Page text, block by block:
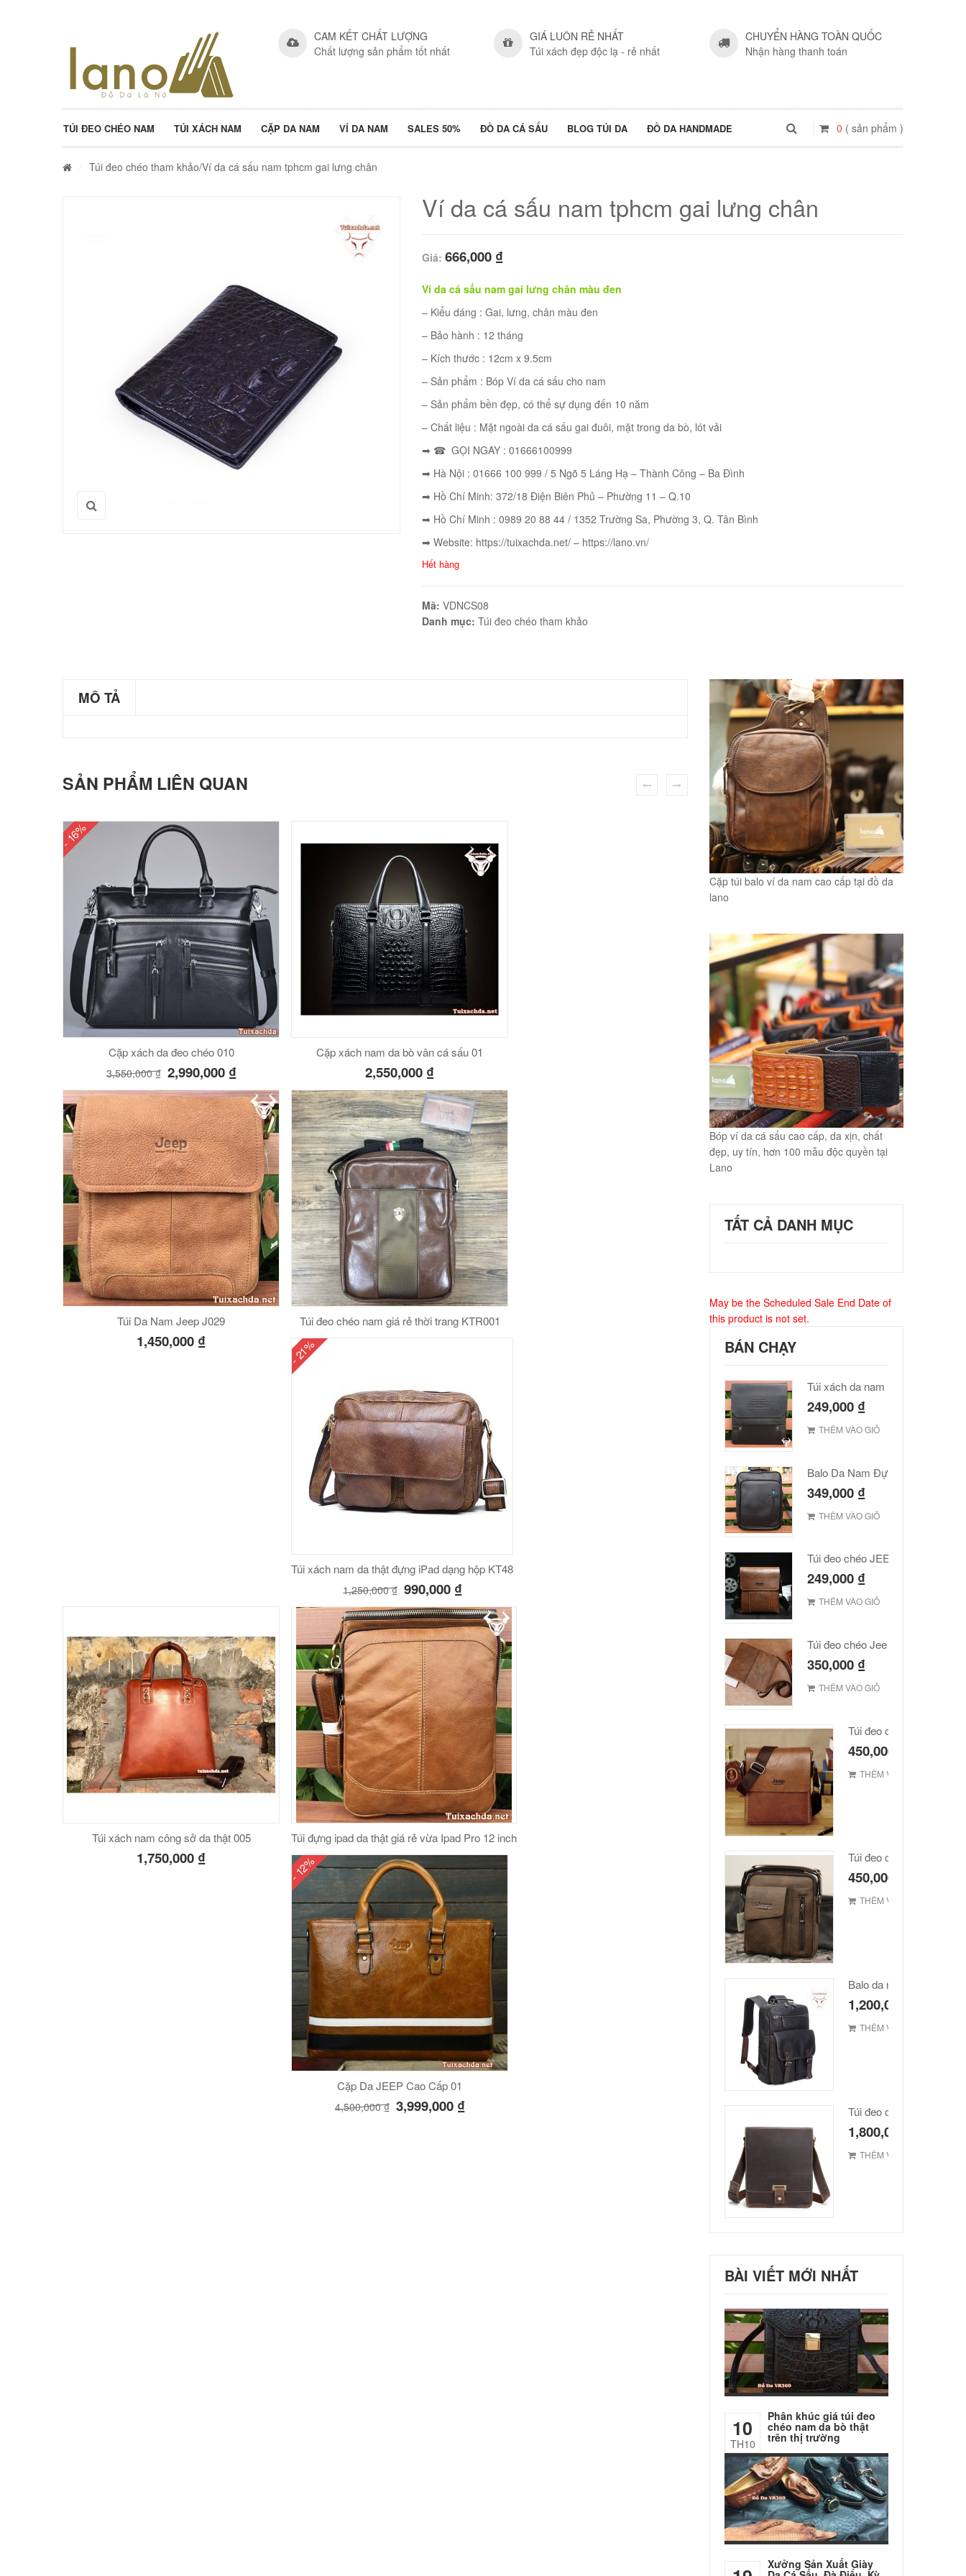
CAM KẾT CHẤT LƯỢNG
Chất lượng sản phẩm tốt nhất
GIÁ LUÔN RẺ NHẤT
Túi xách đẹp độc lạ - rẻ nhất
CHUYỂN HÀNG TOÀN QUỐC
Nhận hàng thanh toán
TÚI ĐEO CHÉO NAM TÚI XÁCH NAM CẶP DA NAM VÍ DA NAM SALES 50% ĐỒ DA CÁ SẤU BLOG TÚI DA ĐỒ DA HANDMADE 0 ( sản phẩm )
Túi đeo chéo tham khảo/Ví da cá sấu nam tphcm gai lưng chân
Ví da cá sấu nam tphcm gai lưng chân
Giá: 666,000 ₫
Ví da cá sấu nam gai lưng chân màu đen
– Kiểu dáng : Gai, lưng, chân màu đen
– Bảo hành : 12 tháng
– Kích thước : 12cm x 9.5cm
– Sản phẩm : Bóp Ví da cá sấu cho nam
– Sản phẩm bền đẹp, có thể sự dụng đến 10 năm
– Chất liệu : Mặt ngoài da cá sấu gai đuôi, mặt trong da bò, lót vải
➡ ☎ GỌI NGAY : 01666100999
➡ Hà Nội : 01666 100 999 / 5 Ngõ 5 Láng Hạ – Thành Công – Ba Đình
➡ Hồ Chí Minh: 372/18 Điện Biên Phủ – Phường 11 – Q.10
➡ Hồ Chí Minh : 0989 20 88 44 / 1352 Trường Sa, Phường 3, Q. Tân Bình
➡ Website: https://tuixachda.net/ – https://lano.vn/
Hết hàng
Mã: VDNCS08
Danh mục: Túi đeo chéo tham khảo
MÔ TẢ
SẢN PHẨM LIÊN QUAN
- 16%
Cặp xách da đeo chéo 010
3,550,000₫ 2,990,000 ₫
Cặp xách nam da bò vân cá sấu 01
2,550,000 ₫
Túi Da Nam Jeep J029
1,450,000 ₫
Túi đeo chéo nam giá rẻ thời trang KTR001
- 21%
Túi xách nam da thật đựng iPad dạng hộp KT48
1,250,000₫ 990,000 ₫
Túi xách nam công sở da thật 005
1,750,000 ₫
Túi đựng ipad da thật giá rẻ vừa Ipad Pro 12 inch
- 12%
Cặp Da JEEP Cao Cấp 01
4,500,000₫ 3,999,000 ₫
Cặp túi balo ví da nam cao cấp tại đồ da
lano
Bóp ví da cá sấu cao cấp, da xịn, chất
đẹp, uy tín, hơn 100 mẫu độc quyền tại
Lano
TẤT CẢ DANH MỤC
May be the Scheduled Sale End Date of
this product is not set.
BÁN CHẠY
249,000 ₫
THÊM VÀO GIỎ
Balo Da Nam Đựng Laptop Đẹp Giá Rẻ
349,000 ₫
THÊM VÀO GIỎ
249,000 ₫
THÊM VÀO GIỎ
Túi đeo chéo Jeep giá rẻ JR03
350,000 ₫
THÊM VÀO GIỎ
Túi đeo chéo JEEP giá
450,000
THÊM VÀO GIỎ
Túi đeo chéo Jeep giá rẻ
450,000
THÊM VÀO GIỎ
Balo da nam hàn quốc
1,200,000
THÊM VÀO GIỎ
1,800,000
THÊM VÀO GIỎ
BÀI VIẾT MỚI NHẤT
10
TH10
Phân khúc giá túi đeo
chéo nam da bò thật
trên thị trường
Xưởng Sản Xuất Giày